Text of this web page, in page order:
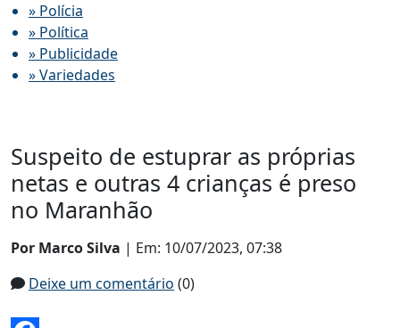
» Polícia
» Política
» Publicidade
» Variedades
Suspeito de estuprar as próprias
netas e outras 4 crianças é preso
no Maranhão
Por Marco Silva | Em: 10/07/2023, 07:38
Deixe um comentário (0)